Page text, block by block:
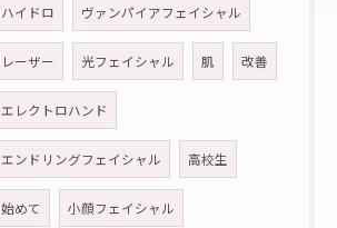
ハイドロ ヴァンパイアフェイシャル
レーザー 光フェイシャル 肌 改善
エレクトロハンド
エンドリングフェイシャル 高校生
始めて 小顔フェイシャル